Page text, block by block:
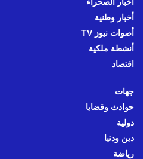
أخبار وطنية
أصوات نيوز TV
أنشطة ملكية
اقتصاد
جهات
حوادث وقضايا
دولية
دين ودنيا
رياضة